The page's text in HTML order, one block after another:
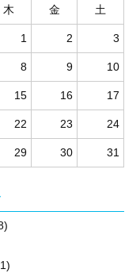
木 金 土
1 2 3
8 9 10
15 16 17
22 23 24
29 30 31
！（zoomによる簡単視
っているか？
もご案内します。
間はどれぐらい？
までなどリアルな現実も